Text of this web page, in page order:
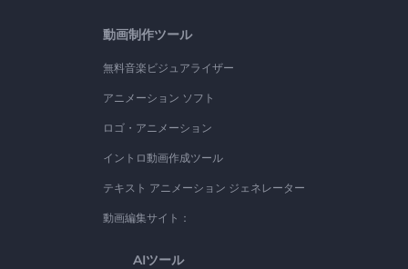
動画制作ツール
無料音楽ビジュアライザー
アニメーション ソフト
ロゴ・アニメーション
イントロ動画作成ツール
テキスト アニメーション ジェネレーター
動画編集サイト：
AIツール